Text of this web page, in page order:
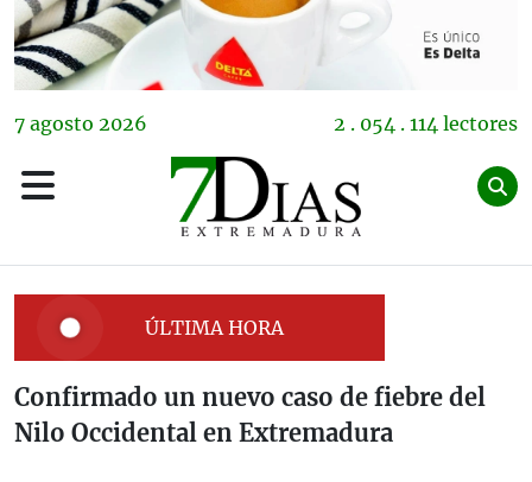
7 agosto 2026 2 . 054 . 114 lectores
ÚLTIMA HORA
Confirmado un nuevo caso de fiebre del
Nilo Occidental en Extremadura